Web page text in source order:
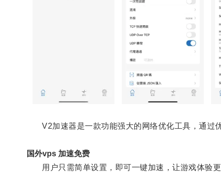
V2加速器是一款功能强大的网络优化工具，通过
国外vps 加速免费
用户只需简单设置，即可一键加速，让游戏体验